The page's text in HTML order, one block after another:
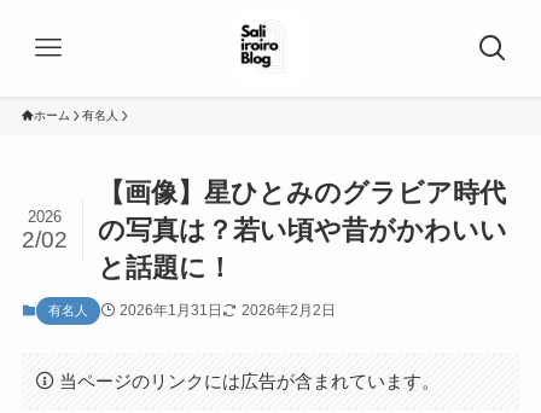
ホーム 有名人
【画像】星ひとみのグラビア時代
の写真は？若い頃や昔がかわいい
と話題に！
2026
2/02
有名人 2026年1月31日 2026年2月2日
当ページのリンクには広告が含まれています。